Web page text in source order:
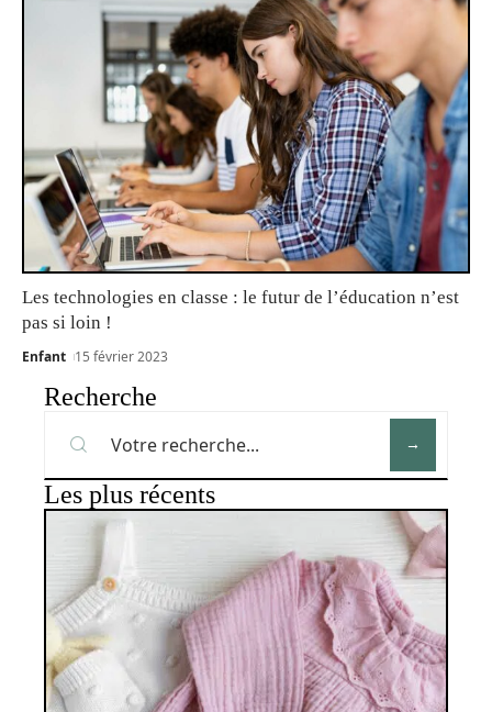
Les technologies en classe : le futur de l’éducation n’est
pas si loin !
Enfant 15 février 2023
Recherche
Les plus récents